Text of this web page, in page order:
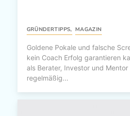
GRÜNDERTIPPS, MAGAZIN
Goldene Pokale und falsche
kein Coach Erfolg garantieren
als Berater, Investor und
regelmäßig...